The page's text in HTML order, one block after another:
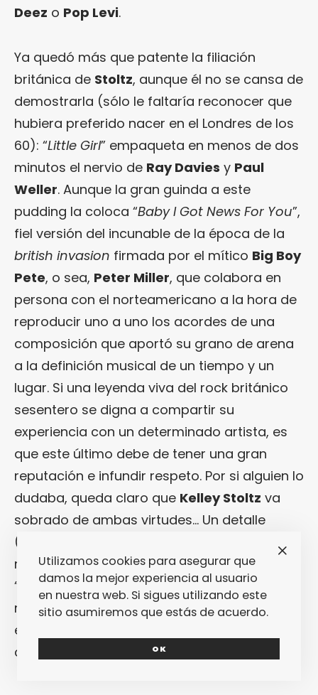
Deez o Pop Levi.
Ya quedó más que patente la filiación
británica de Stoltz, aunque él no se cansa de
demostrarla (sólo le faltaría reconocer que
hubiera preferido nacer en el Londres de los
60): “Little Girl” empaqueta en menos de dos
minutos el nervio de Ray Davies y Paul
Weller. Aunque la gran guinda a este
pudding la coloca “Baby I Got News For You”,
fiel versión del incunable de la época de la
british invasion firmada por el mítico Big Boy
Pete, o sea, Peter Miller, que colabora en
persona con el norteamericano a la hora de
reproducir uno a uno los acordes de una
composición que aportó su grano de arena
a la definición musical de un tiempo y un
lugar. Si una leyenda viva del rock británico
sesentero se digna a compartir su
experiencia con un determinado artista, es
que este último debe de tener una gran
reputación e infundir respeto. Por si alguien lo
dudaba, queda claro que Kelley Stoltz va
sobrado de ambas virtudes… Un detalle
(¿casual?) para acabar: otro de los temas
representativos deBig Boy Petese llama
“
London American Boy”. Más allá de que se
refiere a él mismo, ¿qué otro rockero
encajaría en la definición? Ese, ese: el
creador del arrebatador “
Utilizamos cookies para asegurar que
damos la mejor experiencia al usuario
en nuestra web. Si sigues utilizando este
sitio asumiremos que estás de acuerdo.
OK